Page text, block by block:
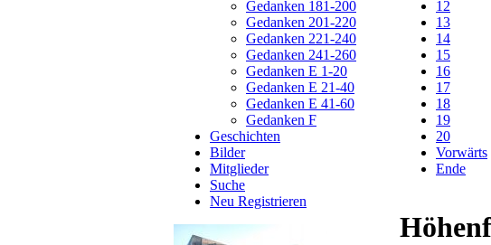
12
13
14
15
16
17
18
19
20
Vorwärts
Ende
Gedanken 181-200
Gedanken 201-220
Gedanken 221-240
Gedanken 241-260
Gedanken E 1-20
Gedanken E 21-40
Gedanken E 41-60
Gedanken F
Geschichten
Bilder
Mitglieder
Suche
Neu Registrieren